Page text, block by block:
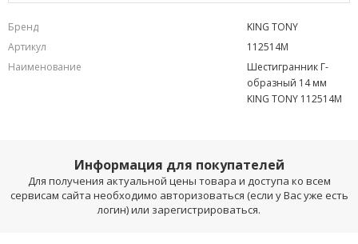
Бренд
KING TONY
Артикул
112514M
Наименование
Шестигранник Г-
образный 14 мм
KING TONY 112514M
Информация для покупателей
Для получения актуальной цены товара и доступа ко всем
сервисам сайта необходимо авторизоваться (если у Вас уже есть
логин) или зарегистрироваться.